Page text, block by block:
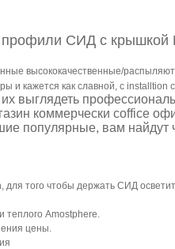
СИД с крышкой
высококачественные/распыляют
и кажется как славной, с installtion
выглядеть
коммерчески coffice
популярные, вам
того чтобы держать СИД
теплого Amostphere.
цены.